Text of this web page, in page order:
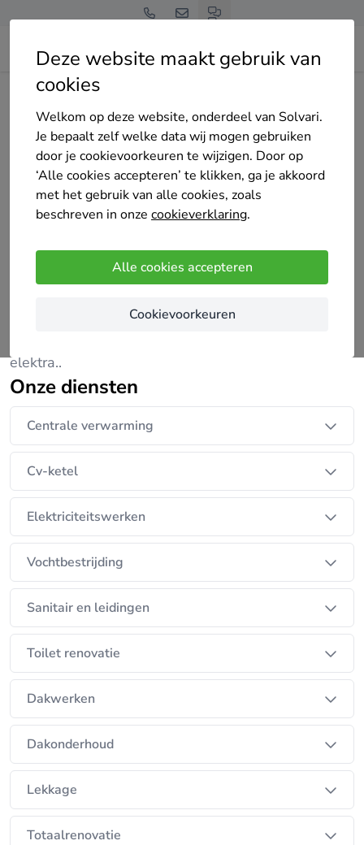
Deze website maakt gebruik van
cookies
Welkom op deze website, onderdeel van Solvari.
Je bepaalt zelf welke data wij mogen gebruiken
door je cookievoorkeuren te wijzigen. Door op
‘Alle cookies accepteren’ te klikken, ga je akkoord
met het gebruik van alle cookies, zoals
beschreven in onze cookieverklaring.
Alle cookies accepteren
Cookievoorkeuren
Home Cv-ketel
KL-US Montage Afbouw
Nog geen reviews
Harderwijk
Bij KL-US draait alles om passie en precisie.
elektra..
Onze diensten
Centrale verwarming
Cv-ketel
Elektriciteitswerken
Vochtbestrijding
Sanitair en leidingen
Toilet renovatie
Dakwerken
Dakonderhoud
Lekkage
Totaalrenovatie